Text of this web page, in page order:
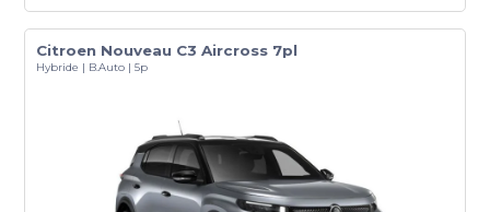
Citroen Nouveau C3 Aircross 7pl
Hybride | B.Auto | 5p